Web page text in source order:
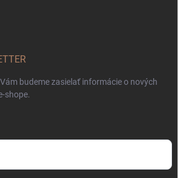
budeme zasielať informácie o nových
shope.